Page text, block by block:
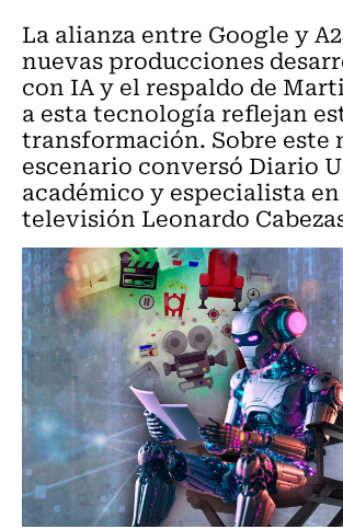
La alianza entre Google y
nuevas producciones
con IA y el respaldo de
a esta tecnología reflejan
transformación. Sobre este
escenario conversó Diario
académico y especialista
televisión Leonardo